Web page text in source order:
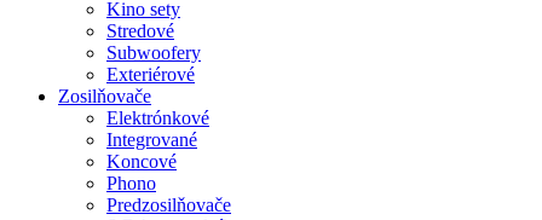
Kino sety
Stredové
Subwoofery
Exteriérové
Zosilňovače
Elektrónkové
Integrované
Koncové
Phono
Predzosilňovače